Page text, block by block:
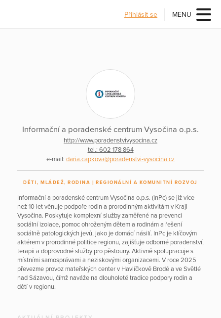
Přihlásit se MENU
Informační a poradenské centrum Vysočina o.p.s.
http://www.poradenstvivysocina.cz
tel.: 602 178 864
e-mail: daria.capkova@poradenstvi-vysocina.cz
DĚTI, MLÁDEŽ, RODINA REGIONÁLNÍ A KOMUNITNÍ ROZVOJ
Informační a poradenské centrum Vysočina o.p.s. (InPc) se již více
než 10 let věnuje podpoře rodin a prorodinným aktivitám v Kraji
Vysočina. Poskytuje komplexní služby zaměřené na prevenci
sociální izolace, pomoc ohroženým dětem a rodinám a řešení
sociálně patologických jevů, jako je domácí násilí. InPc je klíčovým
aktérem v prorodinné politice regionu, zajišťuje odborné poradenství,
terapii a doprovodné služby pro pěstouny. Aktivně spolupracuje s
místními samosprávami a neziskovými organizacemi. V roce 2025
převezme provoz mateřských center v Havlíčkově Brodě a ve Světlé
nad Sázavou, čímž naváže na dlouholeté tradice podpory rodin a
dětí v regionu.